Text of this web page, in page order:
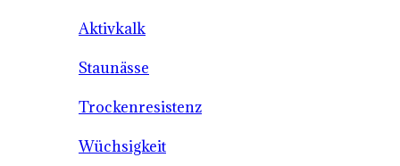
Aktivkalk
Staunässe
Trockenresistenz
Wüchsigkeit